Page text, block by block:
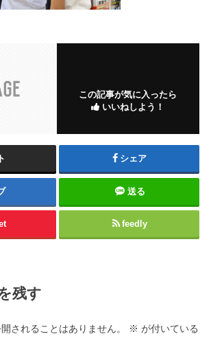
この記事が気に入ったら
いいねしよう！
シェア
送る
feedly
残す
されることはありません。 ※ が付いている